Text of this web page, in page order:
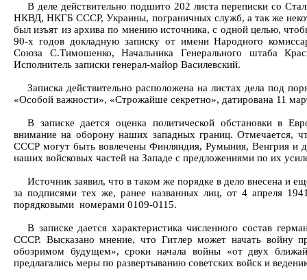
В деле действительно подшито 202 листа переписки со
НКВД, НКГБ СССР, Украины, пограничных служб, а так же
был изъят из архива по мнению источника, с одной целью,
90-х годов докладную записку от имени Народного
Союза С.Тимошенко, Начальника Генерального штаба
Исполнитель записки генерал-майор Василевский.
Записка действительно расположена на листах дела под
«Особой важности», «Строжайше секретно», датирована 11
В записке дается оценка политической обстановки в
внимание на оборону наших западных границ. Отмечается,
СССР могут быть вовлечены Финляндия, Румыния, Венгрия и
наших войсковых частей на Западе с предложениями по их
Источник заявил, что в таком же порядке в дело внесена и
за подписями тех же, ранее названных лиц, от 4 апреля
порядковыми номерами 0109-0115.
В записке дается характеристика численного состав
СССР. Высказано мнение, что Гитлер может начать войну
обозримом будущем», сроки начала войны «от двух
предлагались меры по развертыванию советских войск и